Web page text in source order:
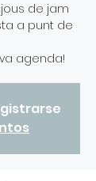
de jam
a punt de